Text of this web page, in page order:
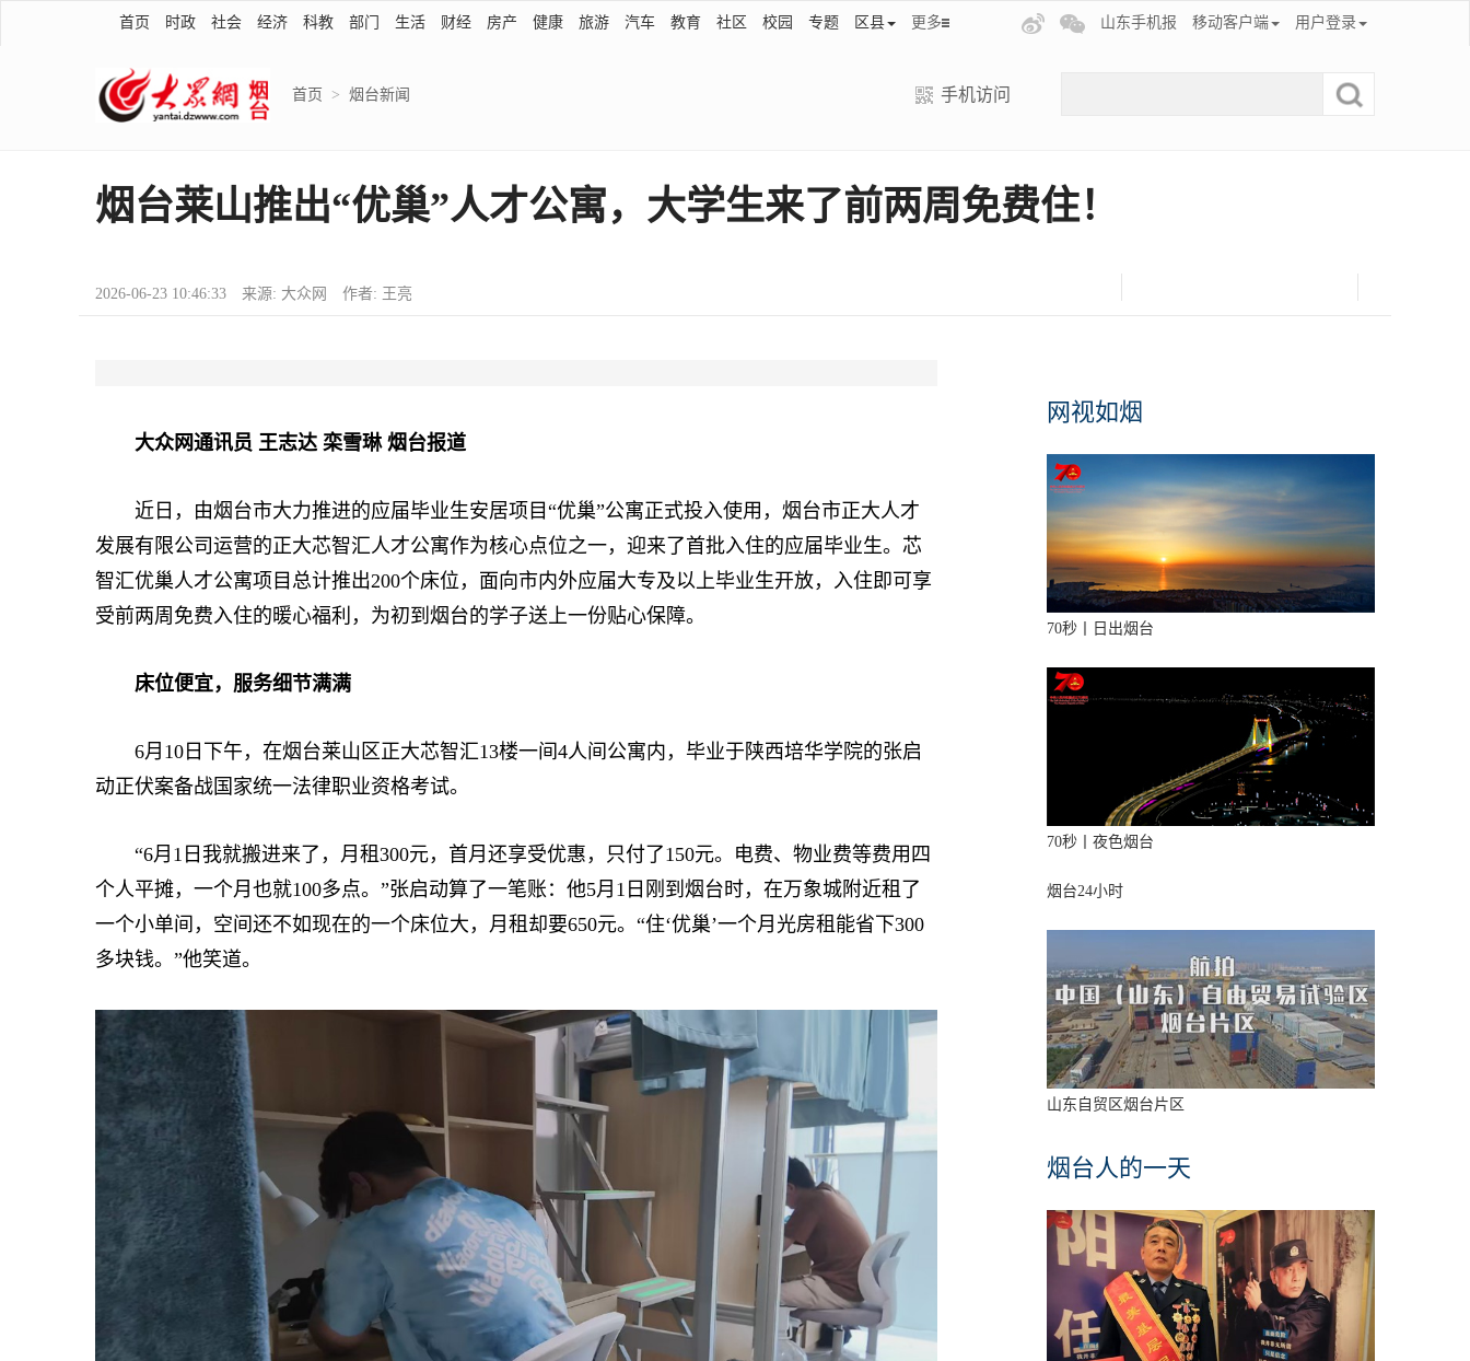
首页 时政 社会 经济 科教 部门 生活 财经 房产 健康 旅游 汽车 教育 社区 校园 专题 区县 更多 山东手机报 移动客户端 用户登录
首页 > 烟台新闻 手机访问
烟台莱山推出“优巢”人才公寓，大学生来了前两周免费住！
2026-06-23 10:46:33 来源: 大众网 作者: 王亮
大众网通讯员 王志达 栾雪琳 烟台报道
近日，由烟台市大力推进的应届毕业生安居项目“优巢”公寓正式投入使用，烟台市正大人才
发展有限公司运营的正大芯智汇人才公寓作为核心点位之一，迎来了首批入住的应届毕业生。芯
智汇优巢人才公寓项目总计推出200个床位，面向市内外应届大专及以上毕业生开放，入住即可享
受前两周免费入住的暖心福利，为初到烟台的学子送上一份贴心保障。
床位便宜，服务细节满满
6月10日下午，在烟台莱山区正大芯智汇13楼一间4人间公寓内，毕业于陕西培华学院的张启
动正伏案备战国家统一法律职业资格考试。
“6月1日我就搬进来了，月租300元，首月还享受优惠，只付了150元。电费、物业费等费用四
个人平摊，一个月也就100多点。”张启动算了一笔账：他5月1日刚到烟台时，在万象城附近租了
一个小单间，空间还不如现在的一个床位大，月租却要650元。“住‘优巢’一个月光房租能省下300
多块钱。”他笑道。
网视如烟
70秒丨日出烟台
70秒丨夜色烟台
烟台24小时
山东自贸区烟台片区
烟台人的一天